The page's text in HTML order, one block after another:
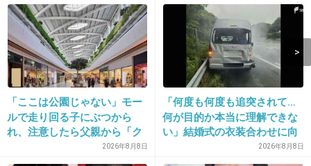
15. 匿名2013/07/17(水) 21:35:12
ブロックした2人ってこのトピ見て思ったけ
ど、まさか…
ケミストリー川畑要が離婚発表！「より良
い未来のために」決断
「ここは公園じゃない」モー
ルで走り回る子にぶつから
れ、注意したら父親から「ク
ソババア」の暴言。「子ども
だから多めに見ろ」を強要し
2026年8月8日
「何度も何度も追突されて…
何が目的か本当に理解できな
い」結婚式の衣装合わせに向
かっていた夫婦が直面した
「死の恐怖」東名高速で続い
2026年8月8日